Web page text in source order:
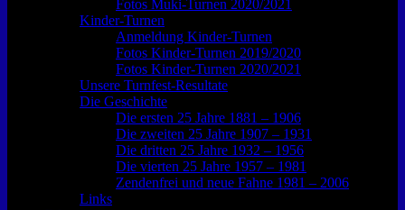
Fotos Muki-Turnen 2020/2021
Kinder-Turnen
Anmeldung Kinder-Turnen
Fotos Kinder-Turnen 2019/2020
Fotos Kinder-Turnen 2020/2021
Unsere Turnfest-Resultate
Die Geschichte
Die ersten 25 Jahre 1881 – 1906
Die zweiten 25 Jahre 1907 – 1931
Die dritten 25 Jahre 1932 – 1956
Die vierten 25 Jahre 1957 – 1981
Zendenfrei und neue Fahne 1981 – 2006
Links